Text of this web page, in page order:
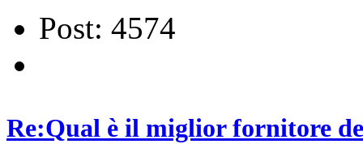
Post: 4574
Re:Qual è il miglior fornitore